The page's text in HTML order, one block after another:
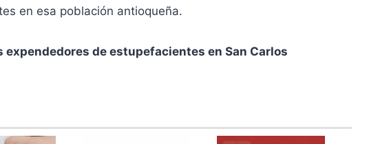
en esa población antioqueña.
expendedores de estupefacientes en San Carlos